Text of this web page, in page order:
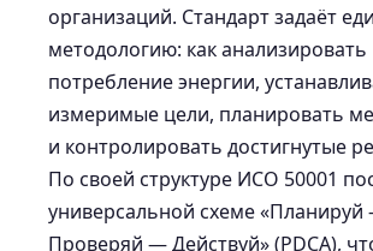
организаций. Стандарт задаёт
методологию: как анализировать
потребление энергии,
измеримые цели, планировать
и контролировать достигнутые
По своей структуре ИСО 50001
универсальной схеме
Проверяй — Действуй» (PDCA),